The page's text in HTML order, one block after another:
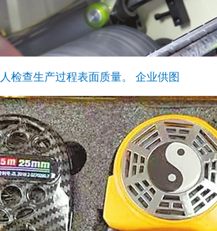
检查生产过程表面质量。 企业供图